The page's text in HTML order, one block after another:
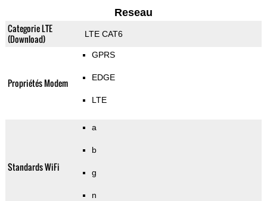
Reseau
Categorie LTE
(Download)
LTE CAT6
Propriétés Modem
GPRS
EDGE
LTE
Standards WiFi
a
b
g
n